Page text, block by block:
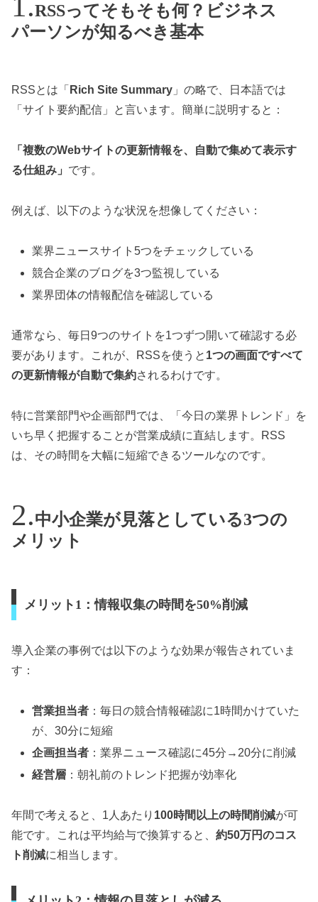
RSSってそもそも何？ビジネス
パーソンが知るべき基本
RSSとは「 Rich Site Summary 」の略で、日本語では
「サイト要約配信」と言います。簡単に説明すると：
「複数のWebサイトの更新情報を、自動で集めて表示す
る仕組み」 です。
例えば、以下のような状況を想像してください：
業界ニュースサイト5つをチェックしている
競合企業のブログを3つ監視している
業界団体の情報配信を確認している
通常なら、毎日9つのサイトを1つずつ開いて確認する必
要があります。これが、RSSを使うと 1つの画面ですべて
の更新情報が自動で集約されるわけです。
特に営業部門や企画部門では、「今日の業界トレンド」を
いち早く把握することが営業成績に直結します。RSS
は、その時間を大幅に短縮できるツールなのです。
中小企業が見落としている3つの
メリット
メリット1：情報収集の時間を50%削減
導入企業の事例では以下のような効果が報告されていま
す：
営業担当者 ：毎日の競合情報確認に1時間かけていた
が、30分に短縮
企画担当者 ：業界ニュース確認に45分→20分に削減
経営層 ：朝礼前のトレンド把握が効率化
年間で考えると、1人あたり 100時間以上の時間削減が可
能です。これは平均給与で換算すると、 約50万円のコス
ト削減に相当します。